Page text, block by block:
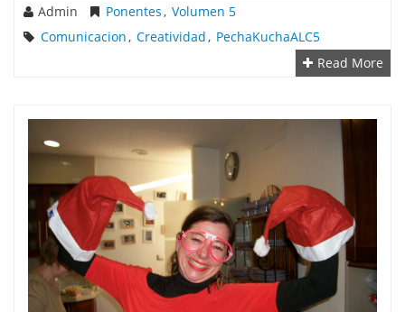
Admin Ponentes, Volumen 5
Comunicacion, Creatividad, PechaKuchaALC5
Read More